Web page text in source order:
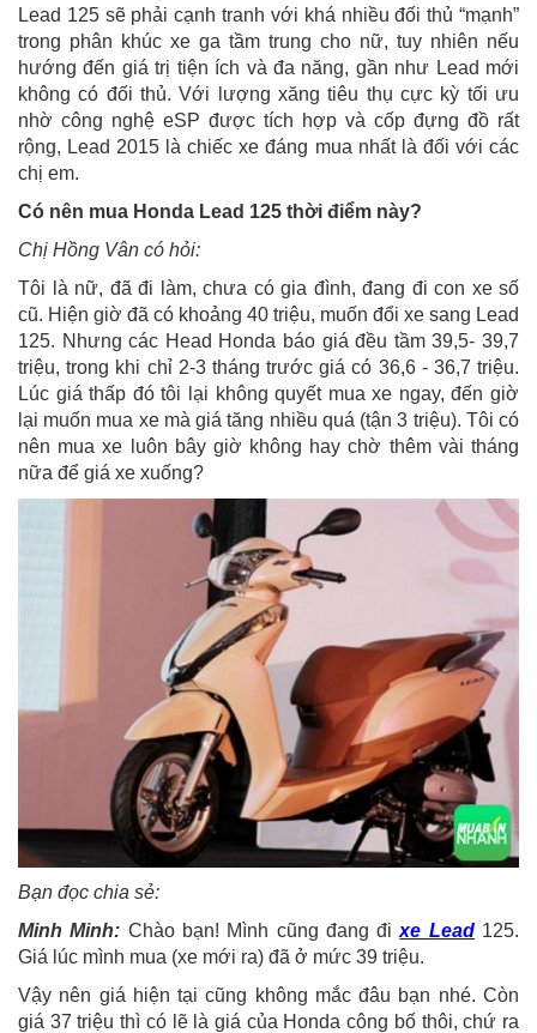
Lead 125 sẽ phải cạnh tranh với khá nhiều đối thủ “mạnh”
trong phân khúc xe ga tầm trung cho nữ, tuy nhiên nếu
hướng đến giá trị tiện ích và đa năng, gần như Lead mới
không có đối thủ. Với lượng xăng tiêu thụ cực kỳ tối ưu
nhờ công nghệ eSP được tích hợp và cốp đựng đồ rất
rộng, Lead 2015 là chiếc xe đáng mua nhất là đối với các
chị em.
Có nên mua Honda Lead 125 thời điểm này?
Chị Hồng Vân có hỏi:
Tôi là nữ, đã đi làm, chưa có gia đình, đang đi con xe số
cũ. Hiện giờ đã có khoảng 40 triệu, muốn đổi xe sang Lead
125. Nhưng các Head Honda báo giá đều tầm 39,5- 39,7
triệu, trong khi chỉ 2-3 tháng trước giá có 36,6 - 36,7 triệu.
Lúc giá thấp đó tôi lại không quyết mua xe ngay, đến giờ
lại muốn mua xe mà giá tăng nhiều quá (tận 3 triệu). Tôi có
nên mua xe luôn bây giờ không hay chờ thêm vài tháng
nữa để giá xe xuống?
Bạn đọc chia sẻ:
Minh Minh: Chào bạn! Mình cũng đang đixe Lead125.
Giá lúc mình mua (xe mới ra) đã ở mức 39 triệu.
Vậy nên giá hiện tại cũng không mắc đâu bạn nhé. Còn
giá 37 triệu thì có lẽ là giá của Honda công bố thôi, chứ ra